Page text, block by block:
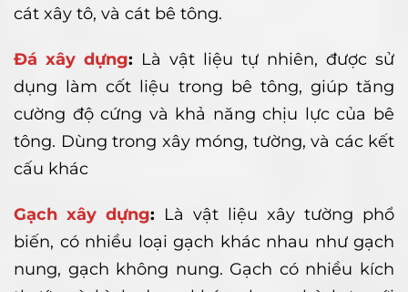
cát xây tô, và cát bê tông.
Đá xây dựng: Là vật liệu tự nhiên, được sử
dụng làm cốt liệu trong bê tông, giúp tăng
cường độ cứng và khả năng chịu lực của bê
tông. Dùng trong xây móng, tường, và các kết
cấu khác
Gạch xây dựng: Là vật liệu xây tường phổ
biến, có nhiều loại gạch khác nhau như gạch
nung, gạch không nung. Gạch có nhiều kích